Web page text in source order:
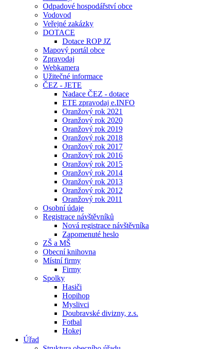
Odpadové hospodářství obce
Vodovod
Veřejné zakázky
DOTACE
Dotace ROP JZ
Mapový portál obce
Zpravodaj
Webkamera
Užitečné informace
ČEZ - JETE
Nadace ČEZ - dotace
ETE zpravodaj e.INFO
Oranžový rok 2021
Oranžový rok 2020
Oranžový rok 2019
Oranžový rok 2018
Oranžový rok 2017
Oranžový rok 2016
Oranžový rok 2015
Oranžový rok 2014
Oranžový rok 2013
Oranžový rok 2012
Oranžový rok 2011
Osobní údaje
Registrace návštěvníků
Nová registrace návštěvníka
Zapomenuté heslo
ZŠ a MŠ
Obecní knihovna
Místní firmy
Firmy
Spolky
Hasiči
Hopihop
Myslivci
Doubravské divizny, z.s.
Fotbal
Hokej
Úřad